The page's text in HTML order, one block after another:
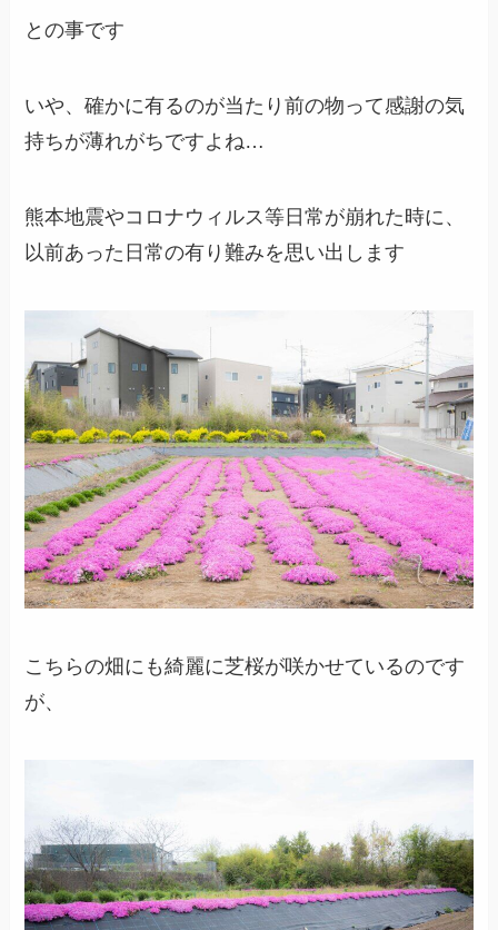
との事です
いや、確かに有るのが当たり前の物って感謝の気
持ちが薄れがちですよね…
熊本地震やコロナウィルス等日常が崩れた時に、
以前あった日常の有り難みを思い出します
こちらの畑にも綺麗に芝桜が咲かせているのです
が、